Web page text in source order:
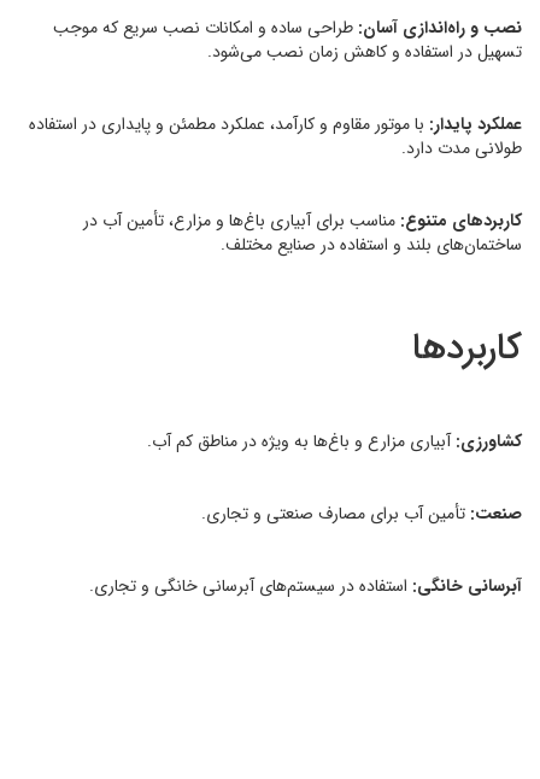
نصب و راه‌اندازی آسان: طراحی ساده و امکانات نصب سریع که موجب
تسهیل در استفاده و کاهش زمان نصب می‌شود.
عملکرد پایدار: با موتور مقاوم و کارآمد، عملکرد مطمئن و پایداری در استفاده
طولانی مدت دارد.
کاربردهای متنوع: مناسب برای آبیاری باغ‌ها و مزارع، تأمین آب در
ساختمان‌های بلند و استفاده در صنایع مختلف.
کاربردها
کشاورزی:آبیاری مزارع و باغ‌ها به ویژه در مناطق کم آب.
صنعت: تأمین آب برای مصارف صنعتی و تجاری.
آبرسانی خانگی: استفاده در سیستم‌های آبرسانی خانگی و تجاری.